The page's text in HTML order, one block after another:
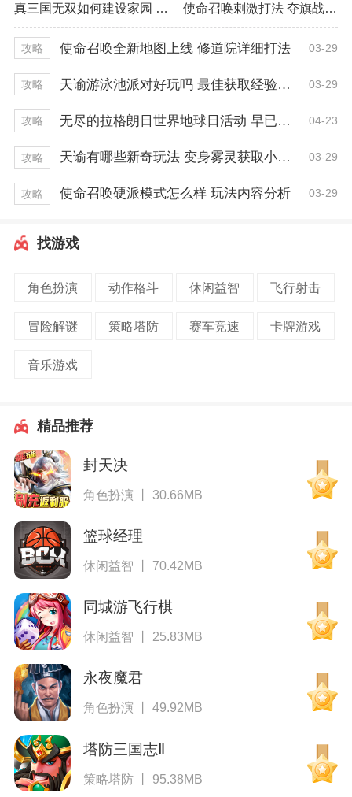
真三国无双如何建设家园 最佳建设方式推荐 使命召唤刺激打法 夺旗战模式精彩程度
攻略 使命召唤全新地图上线 修道院详细打法 03-29
攻略 天谕游泳池派对好玩吗 最佳获取经验技巧 03-29
攻略 无尽的拉格朗日世界地球日活动 早已开启一周！ 04-23
攻略 天谕有哪些新奇玩法 变身雾灵获取小技巧 03-29
攻略 使命召唤硬派模式怎么样 玩法内容分析 03-29
找游戏
角色扮演 动作格斗 休闲益智 飞行射击
冒险解谜 策略塔防 赛车竞速 卡牌游戏
音乐游戏
精品推荐
封天决
角色扮演 丨 30.66MB
篮球经理
休闲益智 丨 70.42MB
同城游飞行棋
休闲益智 丨 25.83MB
永夜魔君
角色扮演 丨 49.92MB
塔防三国志Ⅱ
策略塔防 丨 95.38MB